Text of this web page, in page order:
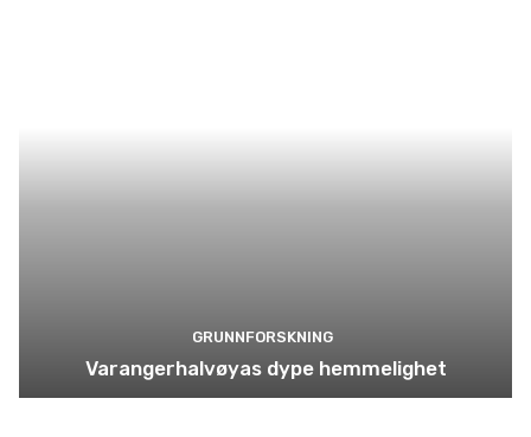
GRUNNFORSKNING
Varangerhalvøyas dype hemmelighet